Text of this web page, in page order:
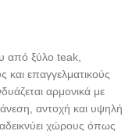
από ξύλο teak,
και επαγγελματικούς
αρμονικά με
αντοχή και υψηλή
χώρους όπως